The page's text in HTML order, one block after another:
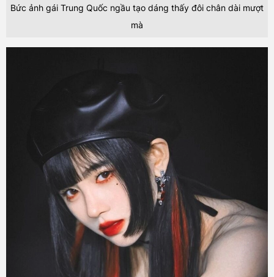
Bức ảnh gái Trung Quốc ngầu tạo dáng thấy đôi chân dài mượt
mà